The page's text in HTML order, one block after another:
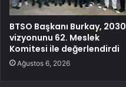
BTSO Başkanı Burkay, 2030
vizyonunu 62. Meslek
Komitesi ile değerlendirdi
Ağustos 6, 2026